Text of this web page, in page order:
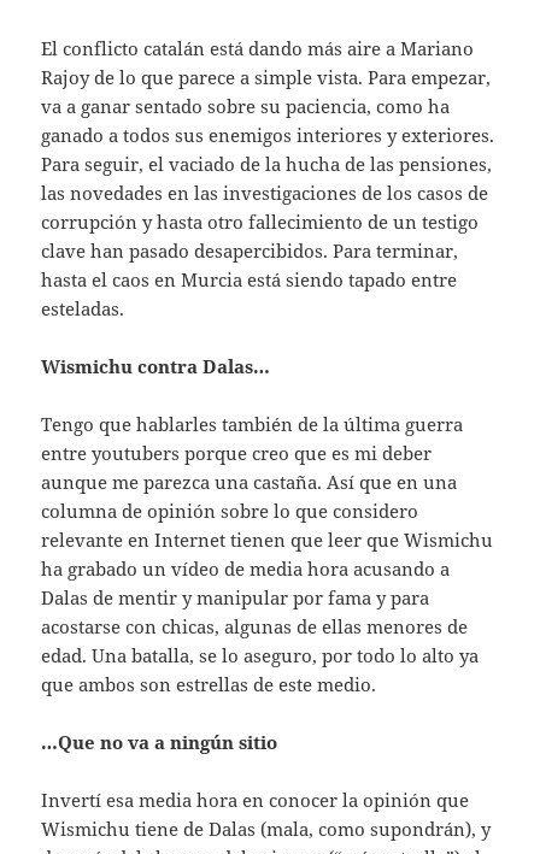
El conflicto catalán está dando más aire a Mariano
Rajoy de lo que parece a simple vista. Para empezar,
va a ganar sentado sobre su paciencia, como ha
ganado a todos sus enemigos interiores y exteriores.
Para seguir, el vaciado de la hucha de las pensiones,
las novedades en las investigaciones de los casos de
corrupción y hasta otro fallecimiento de un testigo
clave han pasado desapercibidos. Para terminar,
hasta el caos en Murcia está siendo tapado entre
esteladas.
Wismichu contra Dalas…
Tengo que hablarles también de la última guerra
entre youtubers porque creo que es mi deber
aunque me parezca una castaña. Así que en una
columna de opinión sobre lo que considero
relevante en Internet tienen que leer que Wismichu
ha grabado un vídeo de media hora acusando a
Dalas de mentir y manipular por fama y para
acostarse con chicas, algunas de ellas menores de
edad. Una batalla, se lo aseguro, por todo lo alto ya
que ambos son estrellas de este medio.
…Que no va a ningún sitio
Invertí esa media hora en conocer la opinión que
Wismichu tiene de Dalas (mala, como supondrán), y